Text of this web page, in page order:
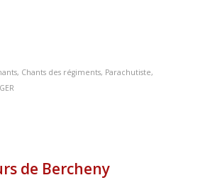
, Chants des régiments, Parachutiste,
de Bercheny